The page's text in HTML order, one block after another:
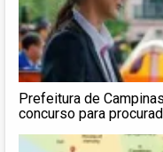
Prefeitura de
concurso para